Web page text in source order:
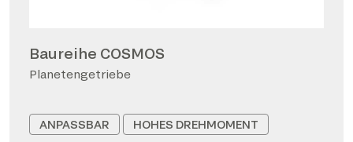
Baureihe COSMOS
Planetengetriebe
ANPASSBAR HOHES DREHMOMENT